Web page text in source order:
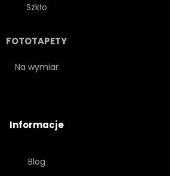
Szkło
FOTOTAPETY
Na wymiar
Informacje
Blog